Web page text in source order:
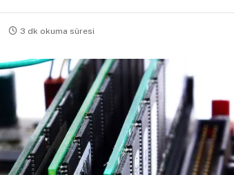
3 dk okuma süresi